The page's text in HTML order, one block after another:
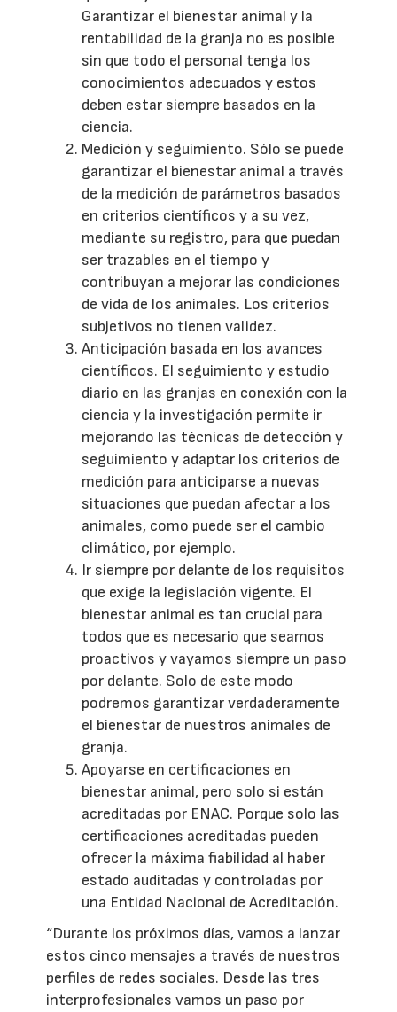
Garantizar el bienestar animal y la
rentabilidad de la granja no es posible
sin que todo el personal tenga los
conocimientos adecuados y estos
deben estar siempre basados en la
ciencia.
Medición y seguimiento. Sólo se puede
garantizar el bienestar animal a través
de la medición de parámetros basados
en criterios científicos y a su vez,
mediante su registro, para que puedan
ser trazables en el tiempo y
contribuyan a mejorar las condiciones
de vida de los animales. Los criterios
subjetivos no tienen validez.
Anticipación basada en los avances
científicos. El seguimiento y estudio
diario en las granjas en conexión con la
ciencia y la investigación permite ir
mejorando las técnicas de detección y
seguimiento y adaptar los criterios de
medición para anticiparse a nuevas
situaciones que puedan afectar a los
animales, como puede ser el cambio
climático, por ejemplo.
Ir siempre por delante de los requisitos
que exige la legislación vigente. El
bienestar animal es tan crucial para
todos que es necesario que seamos
proactivos y vayamos siempre un paso
por delante. Solo de este modo
podremos garantizar verdaderamente
el bienestar de nuestros animales de
granja.
Apoyarse en certificaciones en
bienestar animal, pero solo si están
acreditadas por ENAC. Porque solo las
certificaciones acreditadas pueden
ofrecer la máxima fiabilidad al haber
estado auditadas y controladas por
una Entidad Nacional de Acreditación.
“Durante los próximos días, vamos a lanzar
estos cinco mensajes a través de nuestros
perfiles de redes sociales. Desde las tres
interprofesionales vamos un paso por